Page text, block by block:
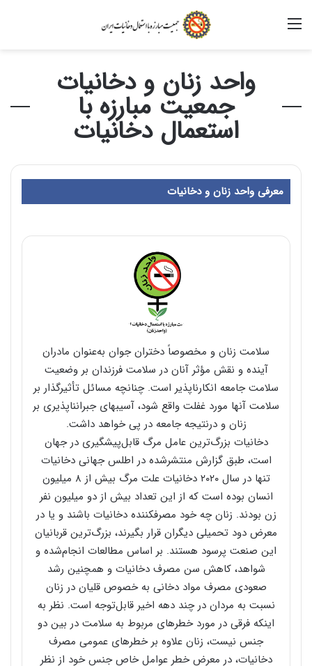
واحد زنان و دخانیات
جمعیت مبارزه با
استعمال دخانیات
معرفی واحد زنان و دخانیات
سلامت زنان و مخصوصاً دختران جوان به‌عنوان مادران
آینده و نقش مؤثر آنان در سلامت فرزندان بر وضعیت
سلامت جامعه انکارناپذیر است. چنانچه مسائل تأثیرگذار بر
سلامت آن­ها مورد غفلت واقع شود، آسیب­های جبران­ناپذیری بر
زنان و درنتیجه جامعه در پی خواهد داشت.
دخانیات بزرگ‌ترین عامل مرگ قابل‌پیشگیری در جهان
است، طبق گزارش منتشرشده در اطلس جهانی دخانیات
تنها در سال ۲۰۲۰ دخانیات علت مرگ بیش از ۸ میلیون
انسان بوده است که از این تعداد بیش از دو میلیون نفر
زن بودند. زنان چه خود مصرف­کننده دخانیات باشند و یا در
معرض دود تحمیلی دیگران قرار بگیرند، بزرگ‌ترین قربانیان
این صنعت پرسود هستند. بر اساس مطالعات انجام‌شده و
شواهد، کاهش سن مصرف دخانیات و همچنین رشد
صعودی مصرف مواد دخانی به خصوص قلیان در زنان
نسبت به مردان در چند دهه اخیر قابل‌توجه است. نظر به
اینکه فرقی در مورد خطرهای مربوط به سلامت در بین دو
جنس نیست، زنان علاوه بر خطرهای عمومی مصرف
دخانیات، در معرض خطر عوامل خاص جنس خود از نظر